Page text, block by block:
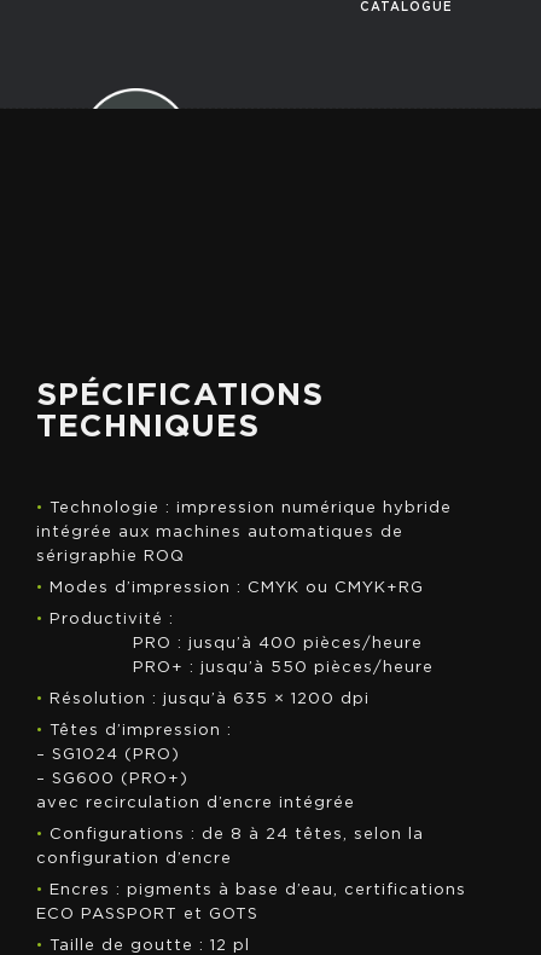
CATALOGUE
SPÉCIFICATIONS
TECHNIQUES
• Technologie : impression numérique hybride
intégrée aux machines automatiques de
sérigraphie ROQ
•
Modes d’impression : CMYK ou CMYK+RG
•
Productivité :
PRO : jusqu’à 400 pièces/heure
PRO+ : jusqu’à 550 pièces/heure
•
Résolution : jusqu’à 635 × 1200 dpi
• Têtes d’impression :
– SG1024 (PRO)
– SG600 (PRO+)
avec recirculation d’encre intégrée
•
Configurations : de 8 à 24 têtes, selon la
configuration d’encre
•
Encres : pigments à base d’eau, certifications
ECO PASSPORT et GOTS
• Taille de goutte : 12 pl